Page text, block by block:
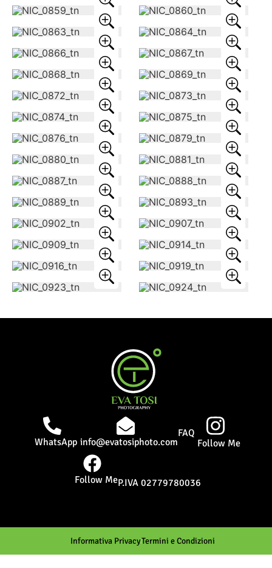
WhatsApp info@evatosiphoto.com
FAQ
Follow Me
Follow MeP.IVA 02779780036
Informativa PrivacyTermini e Condizioni